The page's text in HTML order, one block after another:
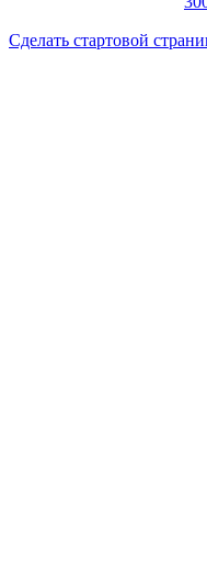
Сделать стартовой